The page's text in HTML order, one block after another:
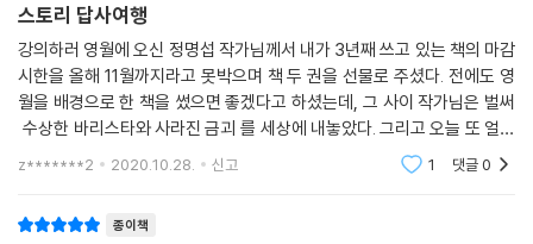
고 온 백마에 올라탔다. 그러고는 착호갑사가 들고 있던 횃불을 뺏어 들고
큰 나무 아래 서서 굵직한 목소리로 외쳤다.
“언제까지 이러고 있을 건가! 대오를 정비해서 도성을 들이쳐 폭군을 몰아
내고 나라를 바로잡아야 한다! 여기서 꾸물대고 있다가 날이 밝으면 우리
모두 북망산에서 만나게 될 것이다!”
여진족과의 전투로 잔뼈가 굵은 이괄은 명분과 공포심을 이용해서 모인 사
들이 이괄 앞에 모여 섰다.
스토리 답사여행
강의하러 영월에 오신 정명섭 작가님께서 내가 3년째 쓰고 있는 책의 마감
시한을 올해 11월까지라고 못박으며 책 두 권을 선물로 주셨다. 전에도 영
월을 배경으로 한 책을 썼으면 좋겠다고 하셨는데, 그 사이 작가님은 벌써
수상한 바리스타와 사라진 금괴 를 세상에 내놓았다. 그리고 오늘 또 얼른
영월 답사 여행기를 써 보라며 ＜스토리 답사 여행＞을 건네주며 무언의
z*******2 2020.10.28. 신고 1 댓글0
종이책